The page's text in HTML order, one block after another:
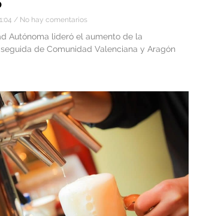
No hay comentarios
Autónoma lideró el aumento de la
de Comunidad Valenciana y Aragón